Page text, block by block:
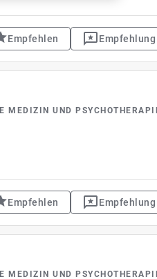
Empfehlen
MEDIZIN UND
Empfehlen
MEDIZIN UND